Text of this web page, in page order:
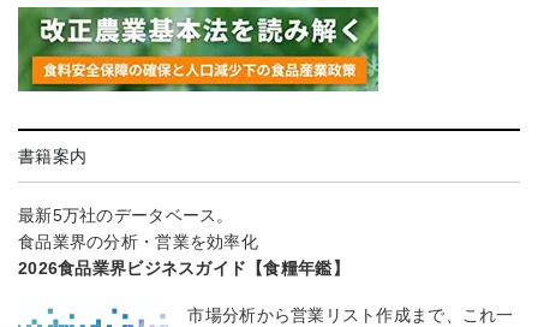
書籍案内
最新5万社のデータベース。
食品業界の分析・営業を効率化
2026食品業界ビジネスガイド【食糧年鑑】
市場分析から営業リスト作成まで、これ一